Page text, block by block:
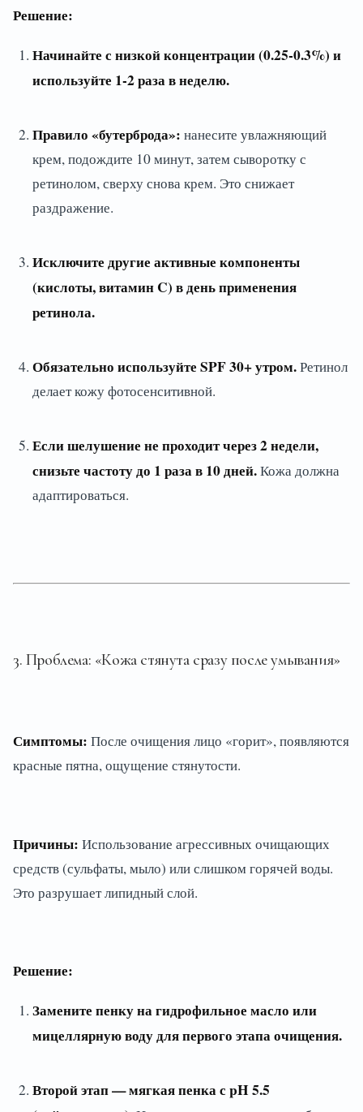
Решение:
Начинайте с низкой концентрации (0.25-0.3%) и
используйте 1-2 раза в неделю.
Правило «бутерброда»: нанесите увлажняющий
крем, подождите 10 минут, затем сыворотку с
ретинолом, сверху снова крем. Это снижает
раздражение.
Исключите другие активные компоненты
(кислоты, витамин C) в день применения
ретинола.
Обязательно используйте SPF 30+ утром.Ретинол
делает кожу фотосенситивной.
Если шелушение не проходит через 2 недели,
снизьте частоту до 1 раза в 10 дней.Кожа должна
адаптироваться.
3. Проблема: «Кожа стянута сразу после умывания»
Симптомы: После очищения лицо «горит», появляются
красные пятна, ощущение стянутости.
Причины: Использование агрессивных очищающих
средств (сульфаты, мыло) или слишком горячей воды.
Это разрушает липидный слой.
Решение:
Замените пенку на гидрофильное масло или
мицеллярную воду для первого этапа очищения.
Второй этап — мягкая пенка с pH 5.5